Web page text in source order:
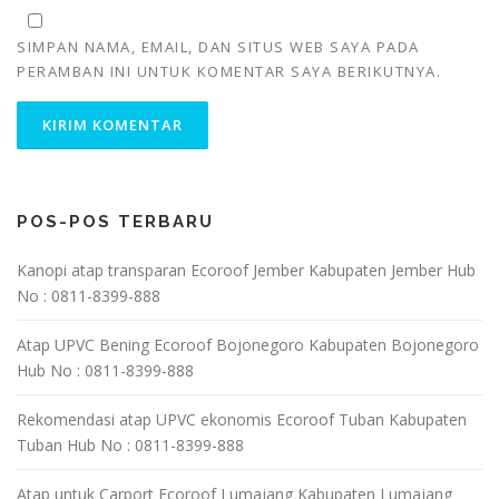
SIMPAN NAMA, EMAIL, DAN SITUS WEB SAYA PADA
PERAMBAN INI UNTUK KOMENTAR SAYA BERIKUTNYA.
POS-POS TERBARU
Kanopi atap transparan Ecoroof Jember Kabupaten Jember Hub
No : 0811-8399-888
Atap UPVC Bening Ecoroof Bojonegoro Kabupaten Bojonegoro
Hub No : 0811-8399-888
Rekomendasi atap UPVC ekonomis Ecoroof Tuban Kabupaten
Tuban Hub No : 0811-8399-888
Atap untuk Carport Ecoroof Lumajang Kabupaten Lumajang